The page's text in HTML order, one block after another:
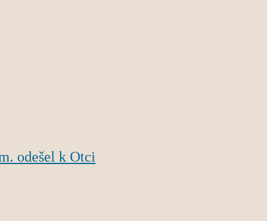
odešel k Otci